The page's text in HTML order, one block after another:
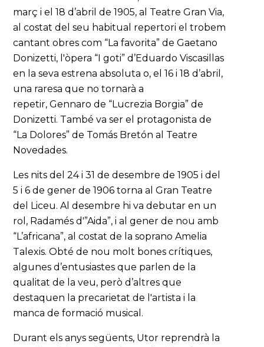
març i el 18 d’abril de 1905, al Teatre Gran Via,
al costat del seu habitual repertori el trobem
cantant obres com “La favorita” de Gaetano
Donizetti, l'òpera “I goti” d’Eduardo Viscasillas
en la seva estrena absoluta o, el 16 i 18 d’abril,
una raresa que no tornarà a
repetir, Gennaro de “Lucrezia Borgia” de
Donizetti. També va ser el protagonista de
“La Dolores” de Tomás Bretón al Teatre
Novedades.
Les nits del 24 i 31 de desembre de 1905 i del
5 i 6 de gener de 1906 torna al Gran Teatre
del Liceu. Al desembre hi va debutar en un
rol, Radamés d'”Aida”, i al gener de nou amb
“L’africana”, al costat de la soprano Amelia
Talexis. Obté de nou molt bones crítiques,
algunes d’entusiastes que parlen de la
qualitat de la veu, però d’altres que
destaquen la precarietat de l'artista i la
manca de formació musical.
Durant els anys següents, Utor reprendrà la